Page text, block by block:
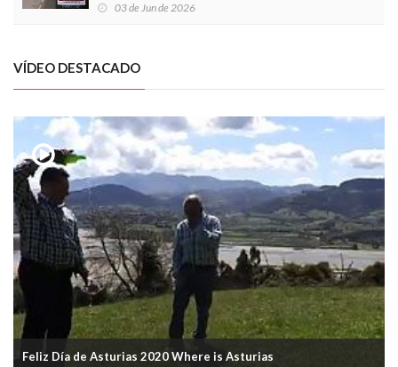
03 de Jun de 2026
VÍDEO DESTACADO
Feliz Día de Asturias 2020 Where is Asturias